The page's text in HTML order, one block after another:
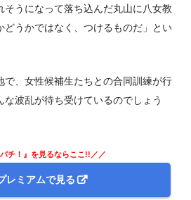
そうになって落ち込んだ丸山に八女教
どうかではなく、つけるものだ」とい
で、女性候補生たちとの合同訓練が行
波乱が待ち受けているのでしょう
チ！』を見るならここ!!／／
レミアムで見る